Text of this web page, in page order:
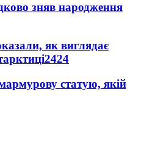
зняв народження
як виглядає
2424
статую, якій